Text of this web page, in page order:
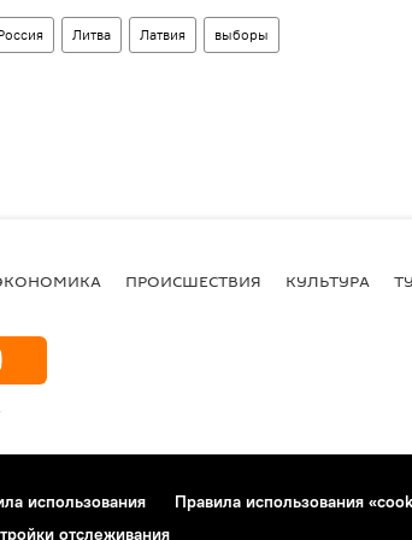
Литва Латвия выборы
ПРОИСШЕСТВИЯ КУЛЬТУРА
использования
Правила использования
отслеживания